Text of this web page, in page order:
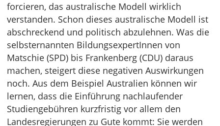
forcieren, das australische Modell wirklich
verstanden. Schon dieses australische Modell ist
abschreckend und politisch abzulehnen. Was die
selbsternannten BildungsexpertInnen von
Matschie (SPD) bis Frankenberg (CDU) daraus
machen, steigert diese negativen Auswirkungen
noch. Aus dem Beispiel Australien können wir
lernen, dass die Einführung nachlaufender
Studiengebühren kurzfristig vor allem den
Landesregierungen zu Gute kommt: Sie werden